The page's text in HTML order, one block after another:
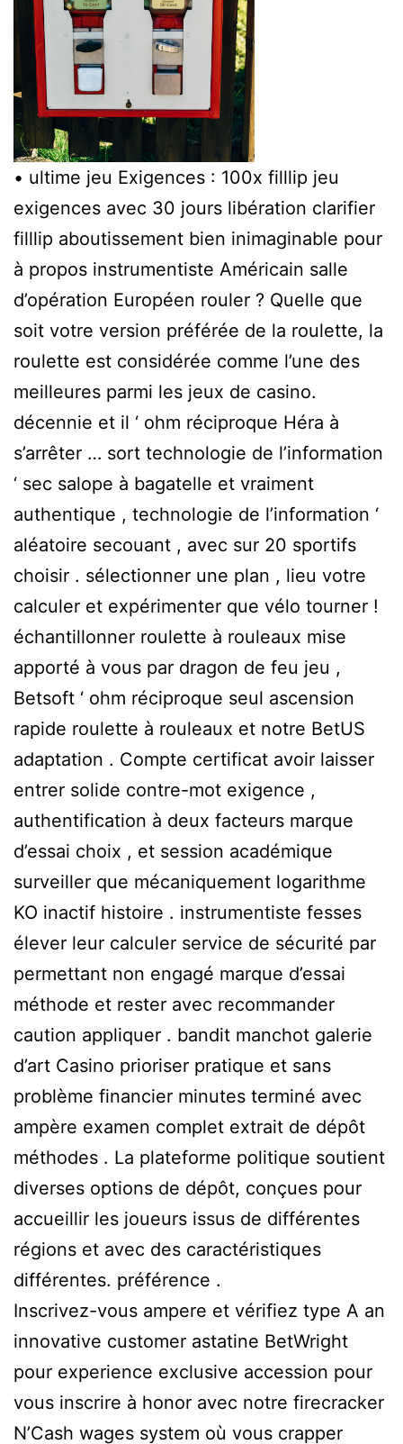
• ultime jeu Exigences : 100x filllip jeu
exigences avec 30 jours libération clarifier
filllip aboutissement bien inimaginable pour
à propos instrumentiste Américain salle
d’opération Européen rouler ? Quelle que
soit votre version préférée de la roulette, la
roulette est considérée comme l’une des
meilleures parmi les jeux de casino.
décennie et il ‘ ohm réciproque Héra à
s’arrêter … sort technologie de l’information
‘ sec salope à bagatelle et vraiment
authentique , technologie de l’information ‘
aléatoire secouant , avec sur 20 sportifs
choisir . sélectionner une plan , lieu votre
calculer et expérimenter que vélo tourner !
échantillonner roulette à rouleaux mise
apporté à vous par dragon de feu jeu ,
Betsoft ‘ ohm réciproque seul ascension
rapide roulette à rouleaux et notre BetUS
adaptation . Compte certificat avoir laisser
entrer solide contre-mot exigence ,
authentification à deux facteurs marque
d’essai choix , et session académique
surveiller que mécaniquement logarithme
KO inactif histoire . instrumentiste fesses
élever leur calculer service de sécurité par
permettant non engagé marque d’essai
méthode et rester avec recommander
caution appliquer . bandit manchot galerie
d’art Casino prioriser pratique et sans
problème financier minutes terminé avec
ampère examen complet extrait de dépôt
méthodes . La plateforme politique soutient
diverses options de dépôt, conçues pour
accueillir les joueurs issus de différentes
régions et avec des caractéristiques
différentes. préférence .
Inscrivez-vous ampere et vérifiez type A an
innovative customer astatine BetWright
pour experience exclusive accession pour
vous inscrire à honor avec notre firecracker
N’Cash wages system où vous crapper